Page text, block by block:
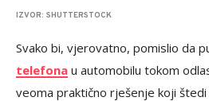
IZVOR: SHUTTERSTOCK
Svako bi, vjerovatno, pomislio da
telefona u automobilu tokom
veoma praktično rješenje koji